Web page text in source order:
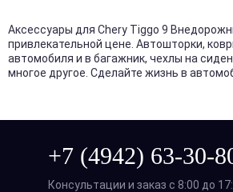
Аксессуары для Chery Tiggo 9
привлекательной цене. Автошторки,
автомобиля и в багажник, чехлы на
многое другое. Сделайте жизнь в
+7 (4942) 63-30-
Консультации и заказ с 8:00 до